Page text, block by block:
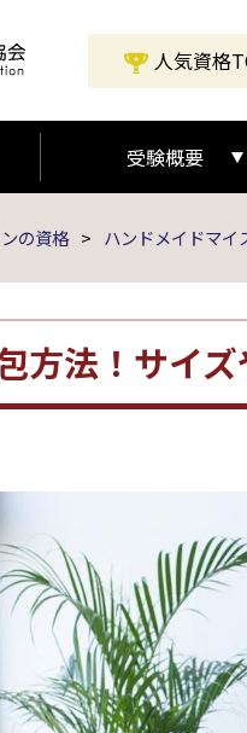
人気資格
受験概要
受験概要
受験の流れ
の資格 > ハンドメイドマイ
方法！サイ